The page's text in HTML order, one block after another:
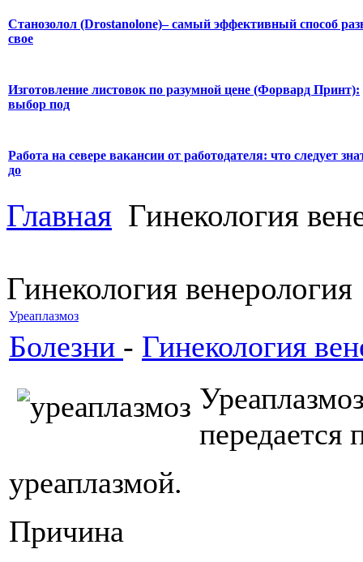
Станозолол (Drostanolone)– самый эффективный способ
свое
Изготовление листовок по разумной цене (Форвард Принт):
выбор под
Работа на севере вакансии от работодателя: что следует
до
Главная Гинекология
Гинекология венерология
Уреаплазмоз
Болезни - Гинекология
передается
уреаплазмой.
Причина